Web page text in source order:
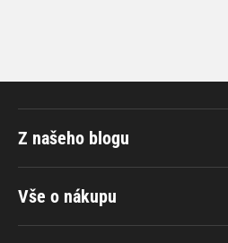
Vše o nákupu
Z našeho blogu